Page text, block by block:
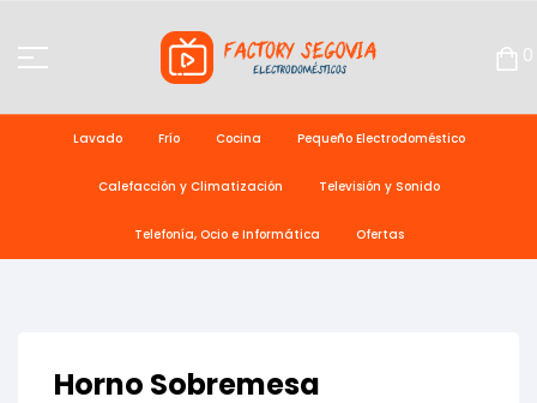
0
Lavado Frío Cocina Pequeño Electrodoméstico
Calefacción y Climatización Televisión y Sonido
Telefonía, Ocio e Informática Ofertas
Horno Sobremesa